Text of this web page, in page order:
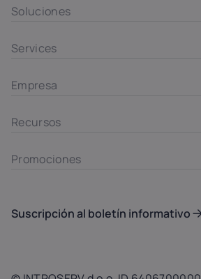
Soluciones
Services
Empresa
Recursos
Promociones
Suscripción al boletín informativo